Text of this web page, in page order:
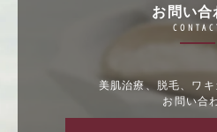
お問い合
美肌治療、脱毛、ワ
お問い合